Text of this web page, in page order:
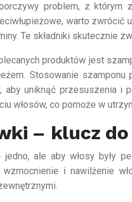
problem, z którym
warto zwrócić
Te składniki skutecznie
produktów jest
Stosowanie szamponu
aby uniknąć przesuszenia i
włosów, co pomoże w
– klucz
jedno, ale aby włosy były
wzmocnienie i nawilżenie